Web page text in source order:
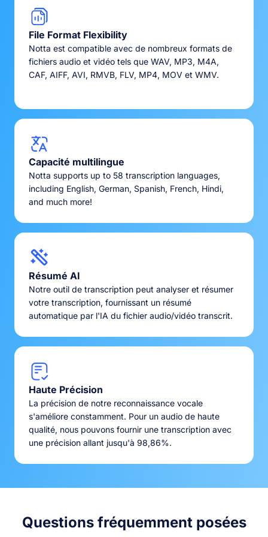
File Format Flexibility
Notta est compatible avec de nombreux formats de
fichiers audio et vidéo tels que WAV, MP3, M4A,
CAF, AIFF, AVI, RMVB, FLV, MP4, MOV et WMV.
Capacité multilingue
Notta supports up to 58 transcription languages,
including English, German, Spanish, French, Hindi,
and much more!
Résumé AI
Notre outil de transcription peut analyser et résumer
votre transcription, fournissant un résumé
automatique par l'IA du fichier audio/vidéo transcrit.
Haute Précision
La précision de notre reconnaissance vocale
s'améliore constamment. Pour un audio de haute
qualité, nous pouvons fournir une transcription avec
une précision allant jusqu'à 98,86%.
Questions fréquemment posées